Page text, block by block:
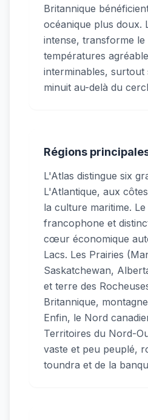
Britannique
océanique plus doux.
intense, transforme le
températures
interminables, surtout
minuit au-delà du
Régions
L'Atlas distingue six
L'Atlantique, aux
la culture maritime.
francophone et
cœur économique
Lacs. Les Prairies
Saskatchewan,
et terre des
Britannique,
Enfin, le Nord
Territoires du Nord-
vaste et peu peuplé,
toundra et de la